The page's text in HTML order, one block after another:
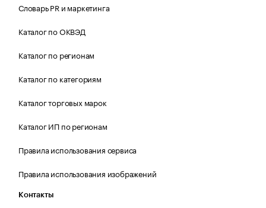
Словарь PR и маркетинга
Каталог по ОКВЭД
Каталог по регионам
Каталог по категориям
Каталог торговых марок
Каталог ИП по регионам
Правила использования сервиса
Правила использования изображений
Контакты